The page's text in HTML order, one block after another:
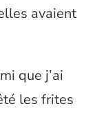
avaient
que j’ai
les frites